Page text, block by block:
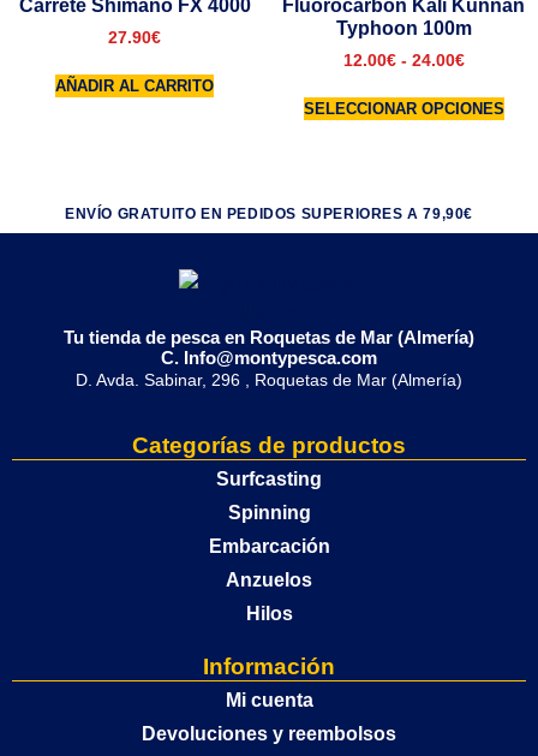
Carrete Shimano FX 4000
27.90€
AÑADIR AL CARRITO
Fluorocarbon Kali Kunnan
Typhoon 100m
12.00€ - 24.00€
SELECCIONAR OPCIONES
ENVÍO GRATUITO EN PEDIDOS SUPERIORES A 79,90€
Tu tienda de pesca en Roquetas de Mar (Almería)
C. Info@montypesca.com
D. Avda. Sabinar, 296 , Roquetas de Mar (Almería)
Categorías de productos
Surfcasting
Spinning
Embarcación
Anzuelos
Hilos
Información
Mi cuenta
Devoluciones y reembolsos